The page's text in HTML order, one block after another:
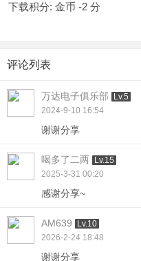
下载积分: 金币 -2 分
评论列表
万达电子俱乐部 Lv.5
2024-9-10 16:54
谢谢分享
喝多了二两 Lv.15
2025-3-31 00:20
感谢分享~
AM639 Lv.10
2026-2-24 18:48
谢谢分享